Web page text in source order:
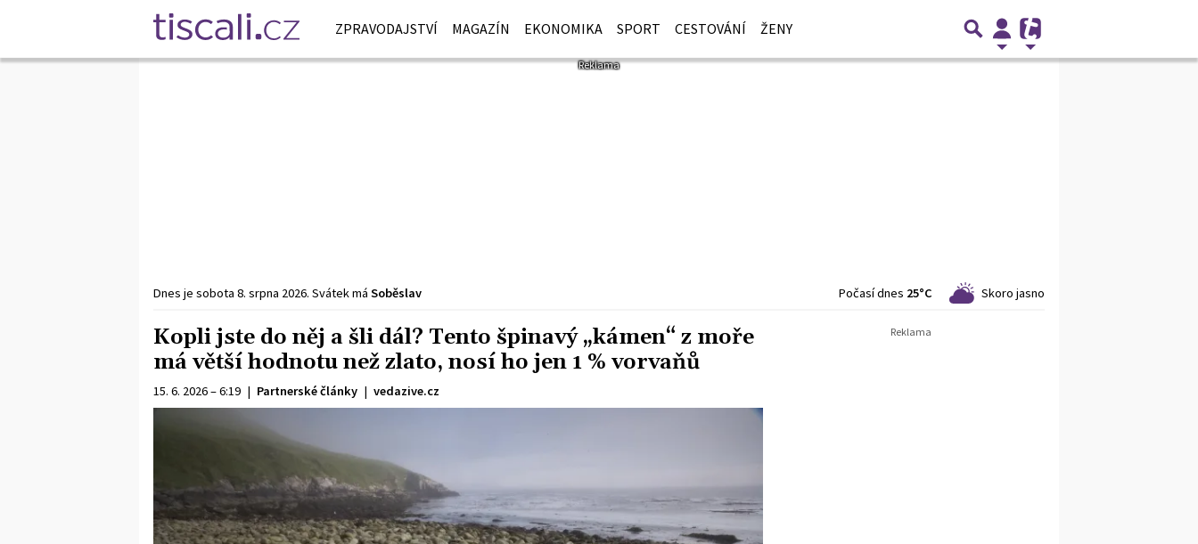
ZPRAVODAJSTVÍ MAGAZÍN EKONOMIKA SPORT CESTOVÁNÍ ŽENY
Dnes je sobota 8. srpna 2026. Svátek má Soběslav Počasí dnes 25°C Skoro jasno
Kopli jste do něj a šli dál? Tento špinavý „kámen“ z moře
má větší hodnotu než zlato, nosí ho jen 1 % vorvaňů
15. 6. 2026 – 6:19 | Partnerské články | vedazive.cz